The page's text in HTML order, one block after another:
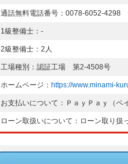
通話無料電話番号：0078-6052-4298
1級整備士：-
2級整備士：2人
工場種別：認証工場 第2-4508号
ホームページ： https://www.minami-
お支払いについて：ＰａｙＰａｙ（ペ
ローン取扱いについて：ローン取り扱